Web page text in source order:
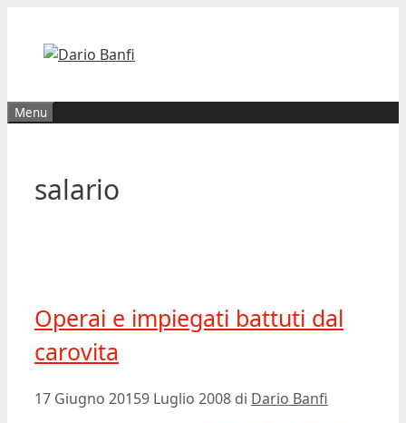
contenuto
Menu
salario
Operai e impiegati battuti dal
carovita
17 Giugno 20159 Luglio 2008 di Dario Banfi